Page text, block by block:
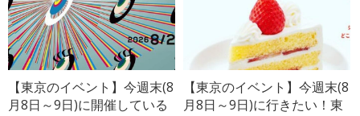
【東京のイベント】今週末(8
月8日～9日)に開催している
【東京のイベント】今週末(8
月8日～9日)に行きたい！東